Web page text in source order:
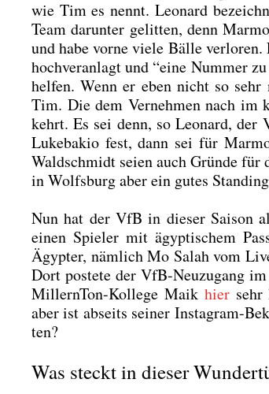
wie Tim es nennt. Leo­nard
Team dar­un­ter gelit­ten, denn
und habe vor­ne vie­le Bäl­le
hoch­ver­an­lagt und “eine Num­mer
hel­fen. Wenn er eben nicht so
Tim. Die dem Ver­neh­men nach im
kehrt. Es sei denn, so Leo­nard,
Luke­bak­io fest, dann sei für
Wald­schmidt sei­en auch Grün­de für
in Wolfs­burg aber ein gutes
Nun hat der VfB in die­ser Sai­son
einen Spie­ler mit ägyp­ti­schem
Ägyp­ter, näm­lich Mo Salah vom
Dort pos­te­te der VfB-Neu­zu­gang
Mill­ern­Ton-Kol­le­ge Maik hiersehr
aber ist abseits sei­ner Insta­gram-
ten?
Was steckt in dieser